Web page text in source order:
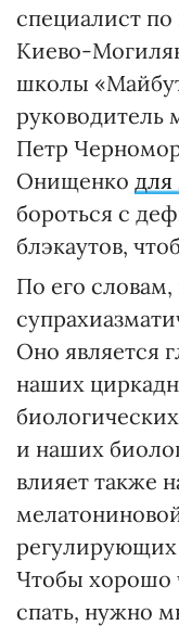
специалист по
Киево-
школы
руководитель
Петр
Онищенко для
бороться с
блэкаутов,
По его словам,
Оно является
наших
и наших
влияет также
регулирующих
Чтобы хорошо
спать, нужно